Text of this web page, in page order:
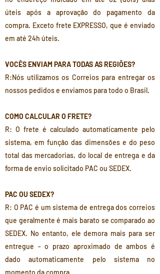
úteis após a aprovação do pagamento da
compra. Exceto frete EXPRESSO, que é enviado
em até 24h úteis.
VOCÊS ENVIAM PARA TODAS AS REGIÕES?
R:Nós utilizamos os Correios para entregar os
nossos pedidos e enviamos para todo o Brasil.
COMO CALCULAR O FRETE?
R: O frete é calculado automaticamente pelo
sistema, em função das dimensões e do peso
total das mercadorias, do local de entrega e da
forma de envio solicitado PAC ou SEDEX.
PAC OU SEDEX?
R: O PAC é um sistema de entrega dos correios
que geralmente é mais barato se comparado ao
SEDEX. No entanto, ele demora mais para ser
entregue - o prazo aproximado de ambos é
dado automaticamente pelo sistema no
momento da compra.